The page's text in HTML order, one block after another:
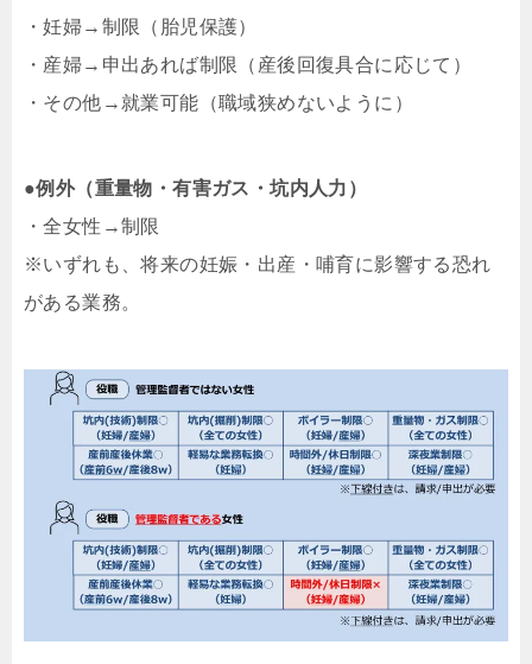
・妊婦→制限（胎児保護）
・産婦→申出あれば制限（産後回復具合に応じて）
・その他→就業可能（職域狭めないように）
●例外（重量物・有害ガス・坑内人力）
・全女性→制限
※いずれも、将来の妊娠・出産・哺育に影響する恐れ
がある業務。